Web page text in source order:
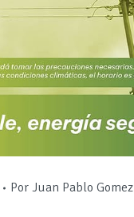
Por Juan Pablo Gomez